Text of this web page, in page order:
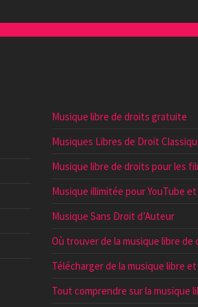
Musique libre de droits gratuite
Musiques Libres de Droit
Musique libre de droits pour les
Musique illimitée pour YouTube
Musique Sans Droit d’Auteur
Où trouver de la musique libre de
Télécharger de la musique libre
Tout comprendre sur la musique